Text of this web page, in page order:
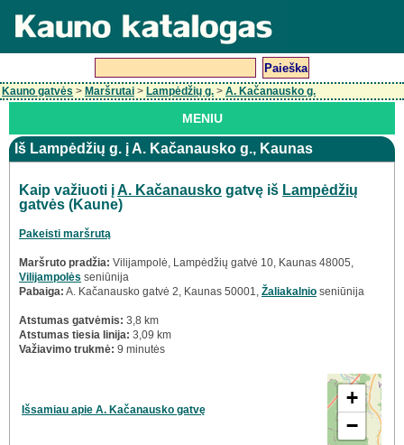
Kauno gatvės > Maršrutai > Lampėdžių g. > A. Kačanausko g.
MENIU
Iš Lampėdžių g. į A. Kačanausko g., Kaunas
Kaip važiuoti įA. Kačanausko gatvę iš Lampėdžių
gatvės (Kaune)
Pakeisti maršrutą
Maršruto pradžia: Vilijampolė, Lampėdžių gatvė 10, Kaunas 48005,
Vilijampolės seniūnija
Pabaiga: A. Kačanausko gatvė 2, Kaunas 50001, Žaliakalnio seniūnija
Atstumas gatvėmis: 3,8 km
Atstumas tiesia linija: 3,09 km
Važiavimo trukmė: 9 minutės
Išsamiau apie A. Kačanausko gatvę
+
−